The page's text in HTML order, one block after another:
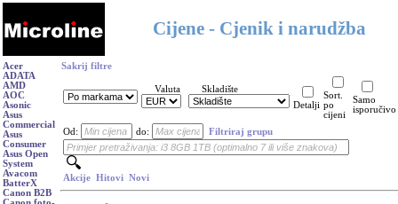
Cijene - Cjenik i narudžba
Acer
ADATA
AMD
AOC
Asonic
Asus
Commercial
Asus
Consumer
Asus Open
System
Avacom
BatterX
Canon B2B
Sakrij filtre
Valuta
Skladište
Detalji
Sort.
po
cijeni
Samo
isporučivo
Od: do: Filtriraj grupu
Akcije Hitovi Novi